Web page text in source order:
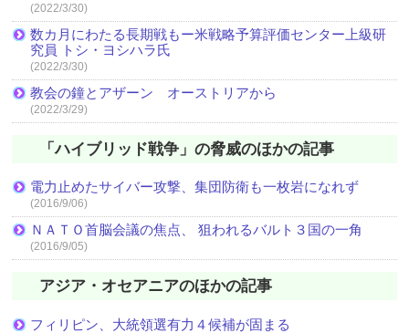
(2022/3/30)
数カ月にわたる長期戦もー米戦略予算評価センター上級研
究員 トシ・ヨシハラ氏
(2022/3/30)
教会の鐘とアザーン オーストリアから
(2022/3/29)
「ハイブリッド戦争」の脅威のほかの記事
電力止めたサイバー攻撃、集団防衛も一枚岩になれず
(2016/9/06)
ＮＡＴＯ首脳会議の焦点、 狙われるバルト３国の一角
(2016/9/05)
アジア・オセアニアのほかの記事
フィリピン、大統領選有力４候補が固まる